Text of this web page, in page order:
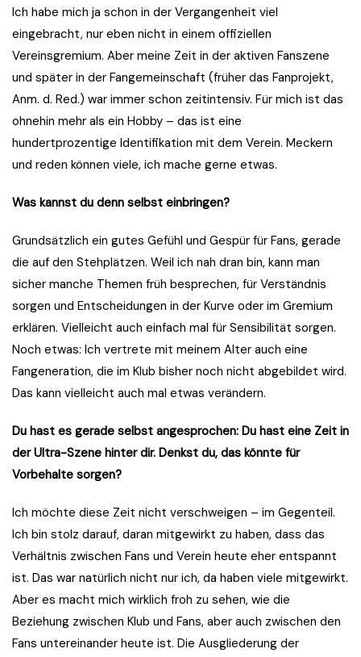
Ich habe mich ja schon in der Vergangenheit viel
eingebracht, nur eben nicht in einem offiziellen
Vereinsgremium. Aber meine Zeit in der aktiven Fanszene
und später in der Fangemeinschaft (früher das Fanprojekt,
Anm. d. Red.) war immer schon zeitintensiv. Für mich ist das
ohnehin mehr als ein Hobby – das ist eine
hundertprozentige Identifikation mit dem Verein. Meckern
und reden können viele, ich mache gerne etwas.
Was kannst du denn selbst einbringen?
Grundsätzlich ein gutes Gefühl und Gespür für Fans, gerade
die auf den Stehplätzen. Weil ich nah dran bin, kann man
sicher manche Themen früh besprechen, für Verständnis
sorgen und Entscheidungen in der Kurve oder im Gremium
erklären. Vielleicht auch einfach mal für Sensibilität sorgen.
Noch etwas: Ich vertrete mit meinem Alter auch eine
Fangeneration, die im Klub bisher noch nicht abgebildet wird.
Das kann vielleicht auch mal etwas verändern.
Du hast es gerade selbst angesprochen: Du hast eine Zeit in
der Ultra-Szene hinter dir. Denkst du, das könnte für
Vorbehalte sorgen?
Ich möchte diese Zeit nicht verschweigen – im Gegenteil.
Ich bin stolz darauf, daran mitgewirkt zu haben, dass das
Verhältnis zwischen Fans und Verein heute eher entspannt
ist. Das war natürlich nicht nur ich, da haben viele mitgewirkt.
Aber es macht mich wirklich froh zu sehen, wie die
Beziehung zwischen Klub und Fans, aber auch zwischen den
Fans untereinander heute ist. Die Ausgliederung der